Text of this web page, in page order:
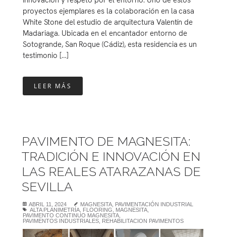
proyectos ejemplares es la colaboración en la casa
White Stone del estudio de arquitectura Valentín de
Madariaga. Ubicada en el encantador entorno de
Sotogrande, San Roque (Cádiz), esta residencia es un
testimonio […]
LEER MÁS
PAVIMENTO DE MAGNESITA:
TRADICIÓN E INNOVACIÓN EN
LAS REALES ATARAZANAS DE
SEVILLA
ABRIL 11, 2024 MAGNESITA PAVIMENTACIÓN INDUSTRIAL
ALTA PLANIMETRÍA FLOORING MAGNESITA
PAVIMENTO CONTINUO MAGNESITA
PAVIMENTOS INDUSTRIALES REHABILITACION PAVIMENTOS